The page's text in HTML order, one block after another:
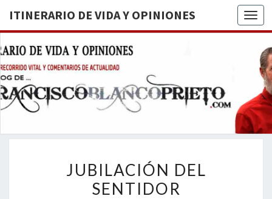
ITINERARIO DE VIDA Y OPINIONES
DE
BREVE
RECORRIDO
VITAL Y
ACTUALIDAD
DEL
SENTIDOR
JUBILACIÓN DEL
SENTIDOR